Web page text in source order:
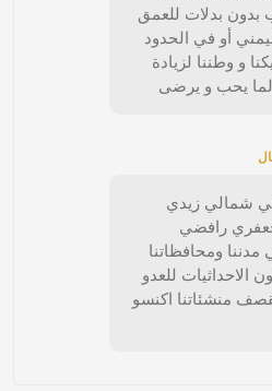
بدون بدلات للعمق
أو في الحدود
و وطننا لزيادة
لما يحب و يرضى
شمالي زيدي
رافضي
ومحافظاتنا
الاحداثيات للعدو
منشئاتنا اكنسو